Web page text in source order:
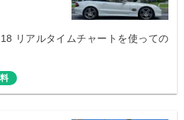
リアルタイムチャートを使っての